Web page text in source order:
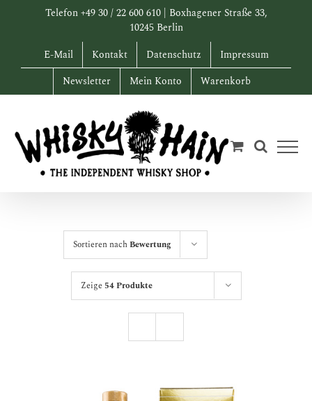
Telefon +49 30 / 22 600 610 | Boxhagener Straße 33,
10245 Berlin
E-Mail
Kontakt Datenschutz
Impressum
Newsletter
Mein Konto Warenkorb
Sortieren nachBewertung
Zeige 54 Produkte